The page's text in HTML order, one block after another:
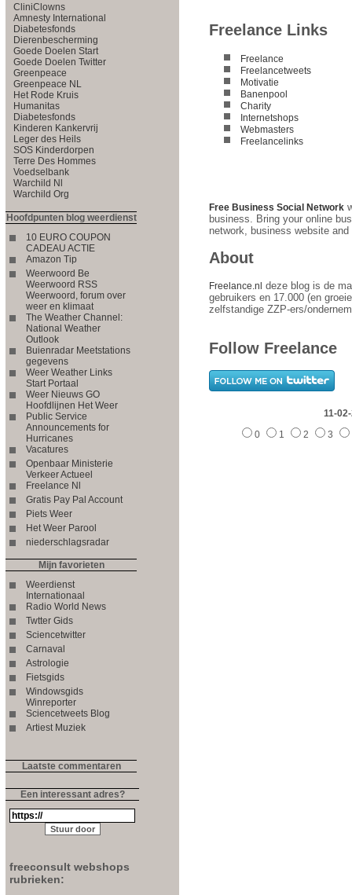
CliniClowns
Amnesty International
Diabetesfonds
Dierenbescherming
Goede Doelen Start
Goede Doelen Twitter
Greenpeace
Greenpeace NL
Het Rode Kruis
Humanitas
Diabetesfonds
Kinderen Kankervrij
Leger des Heils
SOS Kinderdorpen
Terre Des Hommes
Voedselbank
Warchild Nl
Warchild Org
Hoofdpunten blog weerdienst
10 EURO COUPON
CADEAU ACTIE
Amazon Tip
Weerwoord Be
Weerwoord RSS
Weerwoord, forum over
weer en klimaat
The Weather Channel:
National Weather
Outlook
Buienradar Meetstations
gegevens
Weer Weather Links
Start Portaal
Weer Nieuws GO
Hoofdlijnen Het Weer
Public Service
Announcements for
Hurricanes
Vacatures
Openbaar Ministerie
Verkeer Actueel
Freelance Nl
Gratis Pay Pal Account
Piets Weer
Het Weer Parool
niederschlagsradar
Mijn favorieten
Weerdienst
Internationaal
Radio World News
Twtter Gids
Sciencetwitter
Carnaval
Astrologie
Fietsgids
Windowsgids
Winreporter
Sciencetweets Blog
Artiest Muziek
Laatste commentaren
Een interessant adres?
freeconsult webshops
rubrieken:
Freelance Links
Freelance
Freelancetweets
Motivatie
Banenpool
Charity
Internetshops
Webmasters
Freelancelinks
Free Business Social Network
business. Bring your online
network, business website and
About
Freelance.nl deze blog is de
gebruikers en 17.000 (en
zelfstandige ZZP-ers/
Follow Freelance
11-
0
1 2 3